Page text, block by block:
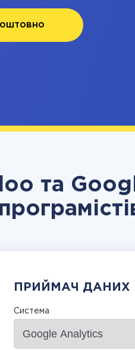
та
ПРИЙМАЧ ДАНИХ
Система